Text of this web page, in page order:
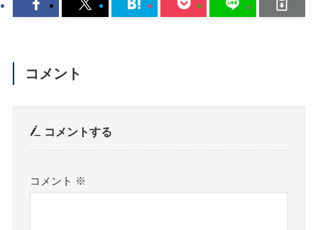
コメント
コメントする
コメント ※